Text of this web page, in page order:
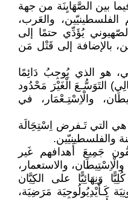
بين الصَّهَايِنَة من جهة
والعَرب،
يُؤَدِّي حتمًا إلى
بالإضافة إلى قَتْل مَن
هو الذي يُوجِبُ دَائِمًا
التَوَسُّـعَ الْغَيْرَ مَحْدُود
والْاِسْتِـعْمَار، في
هي التي تَـفرض اِسْتِحَِالَة
والفلسطينيّين.
جَمِيعَ أَهدافهم غَير
والاستعمار،
وَنِهَائِيًّا على الكِيَّان
كَـأَيْدِيُولُوجِيَة مَرَضِيَة،